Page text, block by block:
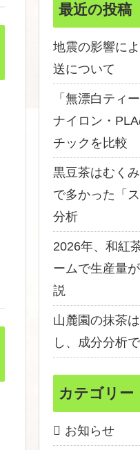
最近の投稿
地震の影響に
送について
「無漂白ティ
ナイロン・
チックを比較
黒豆茶はむく
で多かった「
分析
2026年、和紅
ームで生産量
説
山麓園の抹茶
し、成分分析
カテゴリー
お知らせ